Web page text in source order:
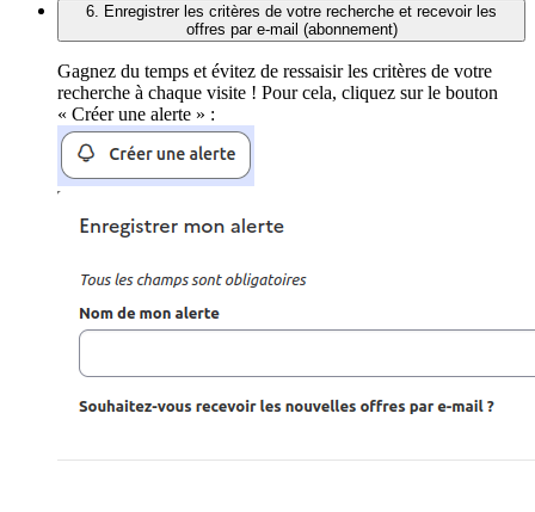
6. Enregistrer les critères de votre recherche et recevoir les
offres par e-mail (abonnement)
Gagnez du temps et évitez de ressaisir les critères de votre
recherche à chaque visite ! Pour cela, cliquez sur le bouton
« Créer une alerte » :